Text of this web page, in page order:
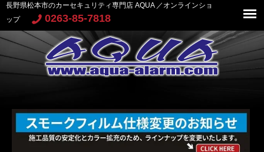
長野県松本市のカーセキュリティ専門店 AQUA ／オンラインショ
ップ
0263-85-7818